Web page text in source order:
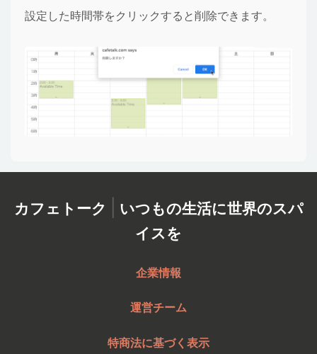
設定した時間帯をクリックすると削除できます。
カフェトーク | いつもの生活に世界のスパ
イスを
企業情報
運営チーム
特商法に基づく表示